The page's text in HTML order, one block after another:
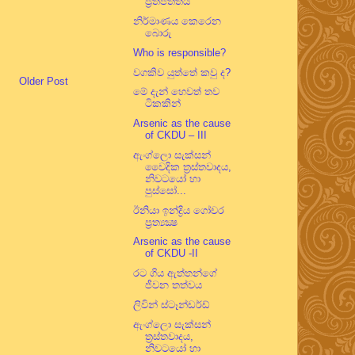
Older Post
නිර්මාණය කෙරෙන
බොරු
Who is responsible?
වගකිව යුත්තේ කවු ද?
මේ දැන් හෙවත් තව
ටිකකින්
Arsenic as the cause
of CKDU – III
ඇංග්ලො සැක්සන්
වෛදික ත්‍රස්තවාදය,
නිවටයෝ හා
පුස්සෝ...
ඊනියා ඉන්ද්‍රිය ගෝචර
ප්‍රත්‍යක්‍ෂ
Arsenic as the cause
of CKDU -II
රට ගිය ඇත්තන්ගේ
ජීවන තත්වය
ලිවින් ස්ටෑන්ඩර්ඩ්
ඇංග්ලො සැක්සන්
ත්‍රස්තවාදය,
නිවටයෝ හා